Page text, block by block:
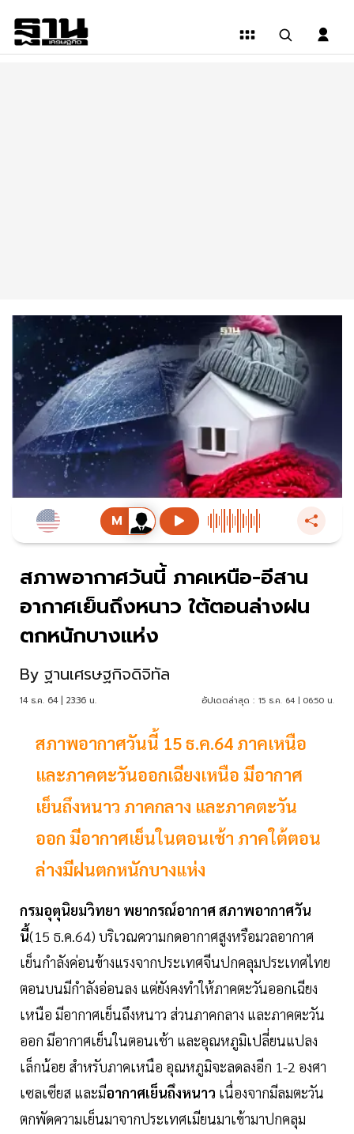
สภาพอากาศวันนี้ ภาคเหนือ-อีสาน
อากาศเย็นถึงหนาว ใต้ตอนล่างฝน
ตกหนักบางแห่ง
By ฐานเศรษฐกิจดิจิทัล
14 ธ.ค. 64 | 23:36 น. อัปเดตล่าสุด : 15 ธ.ค. 64 | 06:50 น.
สภาพอากาศวันนี้ 15 ธ.ค.64 ภาคเหนือ
และภาคตะวันออกเฉียงเหนือ มีอากาศ
เย็นถึงหนาว ภาคกลาง และภาคตะวัน
ออก มีอากาศเย็นในตอนเช้า ภาคใต้ตอน
ล่างมีฝนตกหนักบางแห่ง
กรมอุตุนิยมวิทยา พยากรณ์อากาศ สภาพอากาศวัน
นี้(15 ธ.ค.64) บริเวณความกดอากาศสูงหรือมวลอากาศ
เย็นกำลังค่อนข้างแรงจากประเทศจีนปกคลุมประเทศไทย
ตอนบนมีกำลังอ่อนลง แต่ยังคงทำให้ภาคตะวันออกเฉียง
เหนือ มีอากาศเย็นถึงหนาว ส่วนภาคกลาง และภาคตะวัน
ออก มีอากาศเย็นในตอนเช้า และอุณหภูมิเปลี่ยนแปลง
เล็กน้อย สำหรับภาคเหนือ อุณหภูมิจะลดลงอีก 1-2 องศา
เซลเซียส และมีอากาศเย็นถึงหนาว เนื่องจากมีลมตะวัน
ตกพัดความเย็นมาจากประเทศเมียนมาเข้ามาปกคลุม